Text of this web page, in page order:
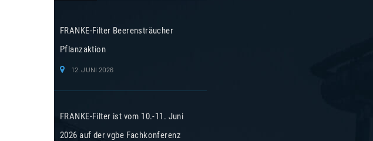
FRANKE-Filter Beerensträucher
Pflanzaktion
12. JUNI 2026
FRANKE-Filter ist vom 10.-11. Juni
2026 auf der vgbe Fachkonferenz